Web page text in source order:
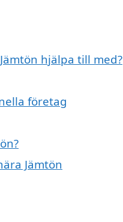
hjälpa till med?
företag
Jämtön